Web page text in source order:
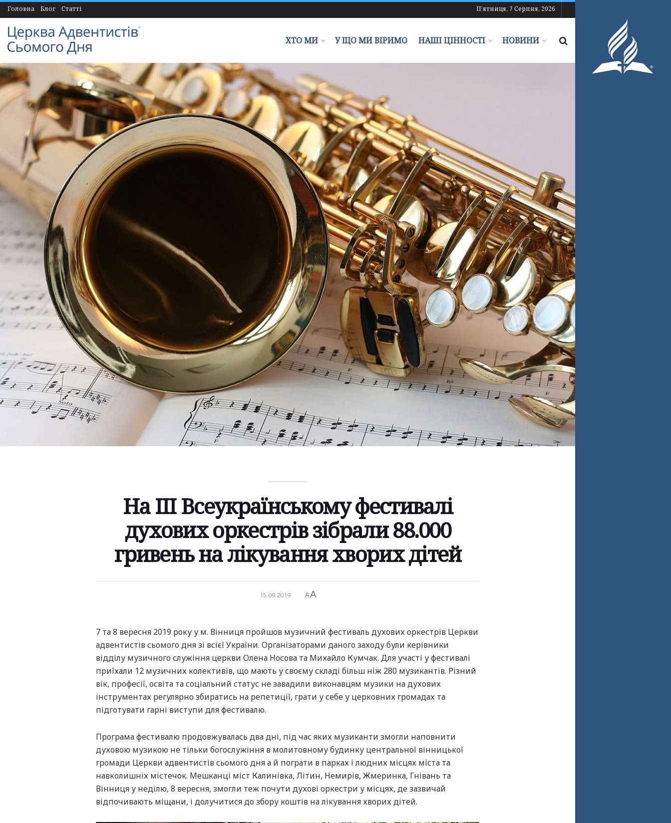
Головна Блог Статті П’ятниця, 7 Серпня, 2026
ХТО МИ У ЩО МИ ВІРИМО НАШІ ЦІННОСТІ НОВИНИ
На III Всеукраїнському фестивалі
духових оркестрів зібрали 88.000
гривень на лікування хворих дітей
15.09.2019 AA
7 та 8 вересня 2019 року у м. Вінниця пройшов музичний фестиваль духових оркестрів Церкви
адвентистів сьомого дня зі всієї України. Організаторами даного заходу були керівники
відділу музичного служіння церкви Олена Носова та Михайло Кумчак. Для участі у фестивалі
приїхали 12 музичних колективів, що мають у своєму складі більш ніж 280 музикантів. Різний
вік, професії, освіта та соціальний статус не завадили виконавцям музики на духових
інструментах регулярно збиратись на репетиції, грати у себе у церковних громадах та
підготувати гарні виступи для фестивалю.
Програма фестивалю продовжувалась два дні, під час яких музиканти змогли наповнити
духовою музикою не тільки богослужіння в молитовному будинку центральної вінницької
громади Церкви адвентистів сьомого дня а й пограти в парках і людних місцях міста та
навколишніх містечок. Мешканці міст Калинівка, Літин, Немирів, Жмеринка, Гнівань та
Вінниця у неділю, 8 вересня, змогли теж почути духові оркестри у місцях, де зазвичай
відпочивають міщани, і долучитися до збору коштів на лікування хворих дітей.